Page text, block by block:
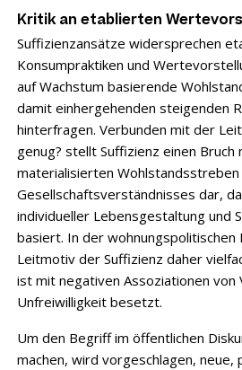
Kritik an etablierten
Suffizienzansätze widersprechen
Konsumpraktiken und
auf Wachstum basierende
damit einhergehenden steigenden
hinterfragen. Verbunden mit der
genug? stellt Suffizienz einen Bruch
materialisierten Wohlstandsstreben
Gesellschaftsverständnisses dar,
individueller Lebensgestaltung und
basiert. In der
Leitmotiv der Suffizienz daher
ist mit negativen Assoziationen von
Unfreiwilligkeit besetzt.
Um den Begriff im öffentlichen
machen, wird vorgeschlagen, neue,